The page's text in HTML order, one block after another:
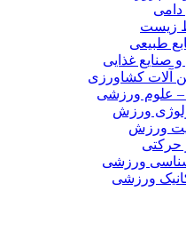
دامی
زیست
طبیعی
صنایع غذایی
آلات کشاورزی
– علوم ورزشی
ورزش
ورزش
حرکتی
ورزشی
ورزشی